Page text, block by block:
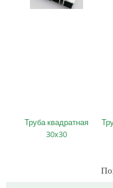
Труба квадратная
30х30